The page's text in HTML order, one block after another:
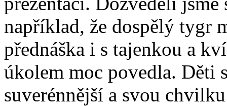
například, že dospělý tygr
přednáška i s tajenkou a
úkolem moc povedla. Děti
suverénnější a svou